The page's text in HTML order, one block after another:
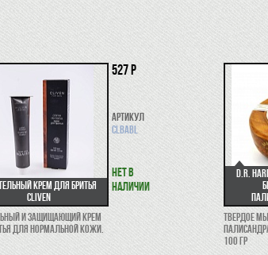
крем для бритья
Cliven
и защищающий крем
для нормальной кожи.
527 р
Артикул
CLBABL
Нет в
наличии
D.R.
Твердое
100 гр